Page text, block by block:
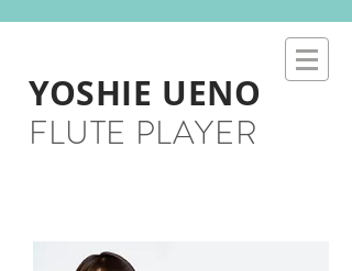
YOSHIE UENO
FLUTE PLAYER